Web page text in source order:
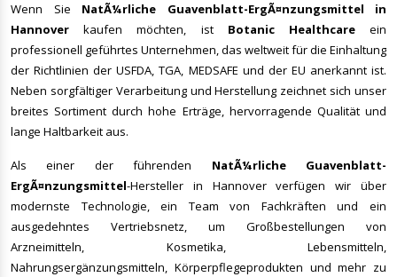
Wenn Sie NatÃ¼rliche Guavenblatt-ErgÃ¤nzungsmittel
in
Hannover kaufen möchten, ist Botanic Healthcareein
professionell geführtes Unternehmen, das weltweit für die Einhaltung
der Richtlinien der USFDA, TGA, MEDSAFE und der EU anerkannt ist.
Neben sorgfältiger Verarbeitung und Herstellung zeichnet sich unser
breites Sortiment durch hohe Erträge, hervorragende Qualität und
lange Haltbarkeit aus.
Als einer der führenden NatÃ¼rliche Guavenblatt-
ErgÃ¤nzungsmittel-Hersteller in Hannover verfügen wir über
modernste Technologie, ein Team von Fachkräften und ein
ausgedehntes Vertriebsnetz, um Großbestellungen von
Arzneimitteln, Kosmetika, Lebensmitteln,
Nahrungsergänzungsmitteln, Körperpflegeprodukten und mehr zu